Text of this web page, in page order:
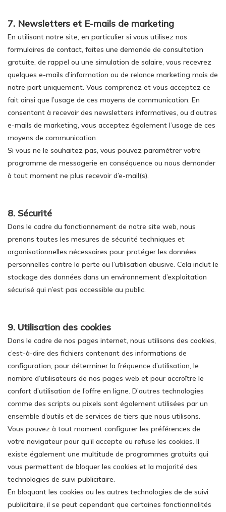
7. Newsletters et E-mails de marketing
En utilisant notre site, en particulier si vous utilisez nos
formulaires de contact, faites une demande de consultation
gratuite, de rappel ou une simulation de salaire, vous recevrez
quelques e-mails d’information ou de relance marketing mais de
notre part uniquement. Vous comprenez et vous acceptez ce
fait ainsi que l’usage de ces moyens de communication. En
consentant à recevoir des newsletters informatives, ou d’autres
e-mails de marketing, vous acceptez également l’usage de ces
moyens de communication.
Si vous ne le souhaitez pas, vous pouvez paramétrer votre
programme de messagerie en conséquence ou nous demander
à tout moment ne plus recevoir d’e-mail(s).
8. Sécurité
Dans le cadre du fonctionnement de notre site web, nous
prenons toutes les mesures de sécurité techniques et
organisationnelles nécessaires pour protéger les données
personnelles contre la perte ou l’utilisation abusive. Cela inclut le
stockage des données dans un environnement d’exploitation
sécurisé qui n’est pas accessible au public.
9. Utilisation des cookies
Dans le cadre de nos pages internet, nous utilisons des cookies,
c’est-à-dire des fichiers contenant des informations de
configuration, pour déterminer la fréquence d’utilisation, le
nombre d’utilisateurs de nos pages web et pour accroître le
confort d’utilisation de l’offre en ligne. D’autres technologies
comme des scripts ou pixels sont également utilisées par un
ensemble d’outils et de services de tiers que nous utilisons.
Vous pouvez à tout moment configurer les préférences de
votre navigateur pour qu’il accepte ou refuse les cookies. Il
existe également une multitude de programmes gratuits qui
vous permettent de bloquer les cookies et la majorité des
technologies de suivi publicitaire.
En bloquant les cookies ou les autres technologies de de suivi
publicitaire, il se peut cependant que certaines fonctionnalités